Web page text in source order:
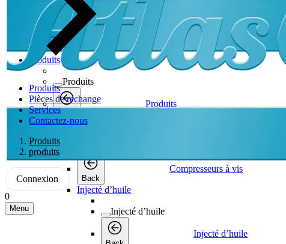
Produits
Pièces de rechange
Services
Contactez-nous
Produits
produits
Connexion
0
Menu
Produits
Produits
Back
Produits
Compresseurs à vis
Back
Compresseurs à vis
Injecté d’huile
Injecté d’huile
Injecté d’huile